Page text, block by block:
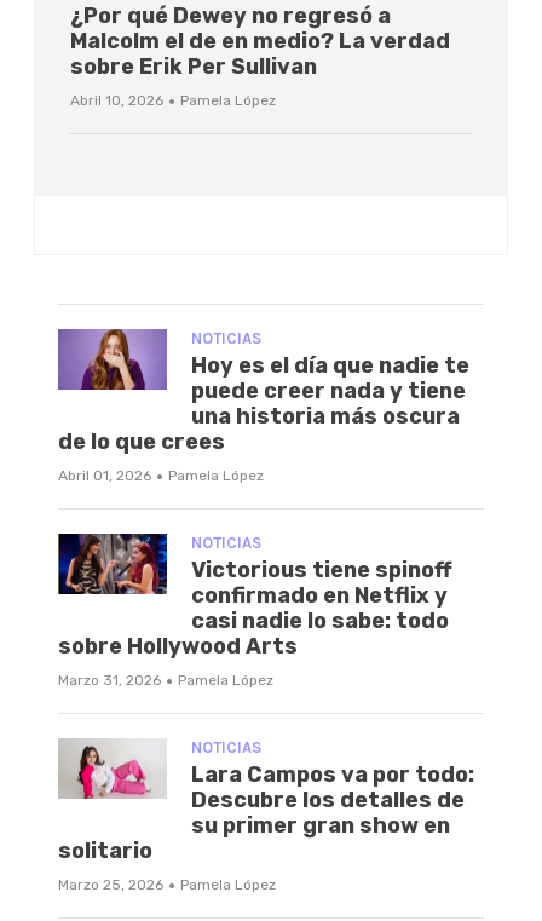
¿Por qué Dewey no regresó a
Malcolm el de en medio? La verdad
sobre Erik Per Sullivan
Abril 10, 2026 · Pamela López
NOTICIAS
Hoy es el día que nadie te
puede creer nada y tiene
una historia más oscura
de lo que crees
Abril 01, 2026 · Pamela López
NOTICIAS
Victorious tiene spinoff
confirmado en Netflix y
casi nadie lo sabe: todo
sobre Hollywood Arts
Marzo 31, 2026 · Pamela López
NOTICIAS
Lara Campos va por todo:
Descubre los detalles de
su primer gran show en
solitario
Marzo 25, 2026 · Pamela López